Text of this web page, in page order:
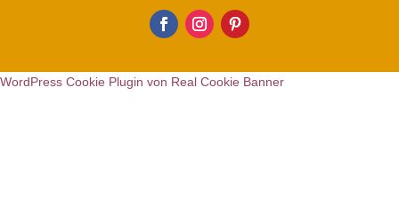
WordPress Cookie Plugin von Real Cookie Banner